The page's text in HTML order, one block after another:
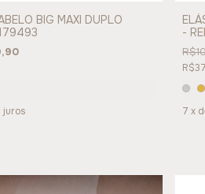
BIG MAXI DUPLO
juros
-
7 x